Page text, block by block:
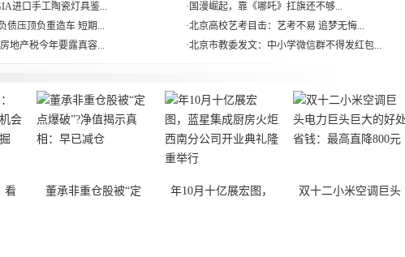
进口手工陶瓷灯具鉴...
债压顶负重造车 短期...
地产税今年要露真容...
· 国漫崛起，靠《哪吒》扛旗还不够...
·北京高校艺考目击：艺考不易 追梦无悔...
·北京市教委发文：中小学微信群不得发红包...
看 董承非重仓股被“定 年10月十亿展宏图， 双十二小米空调巨头